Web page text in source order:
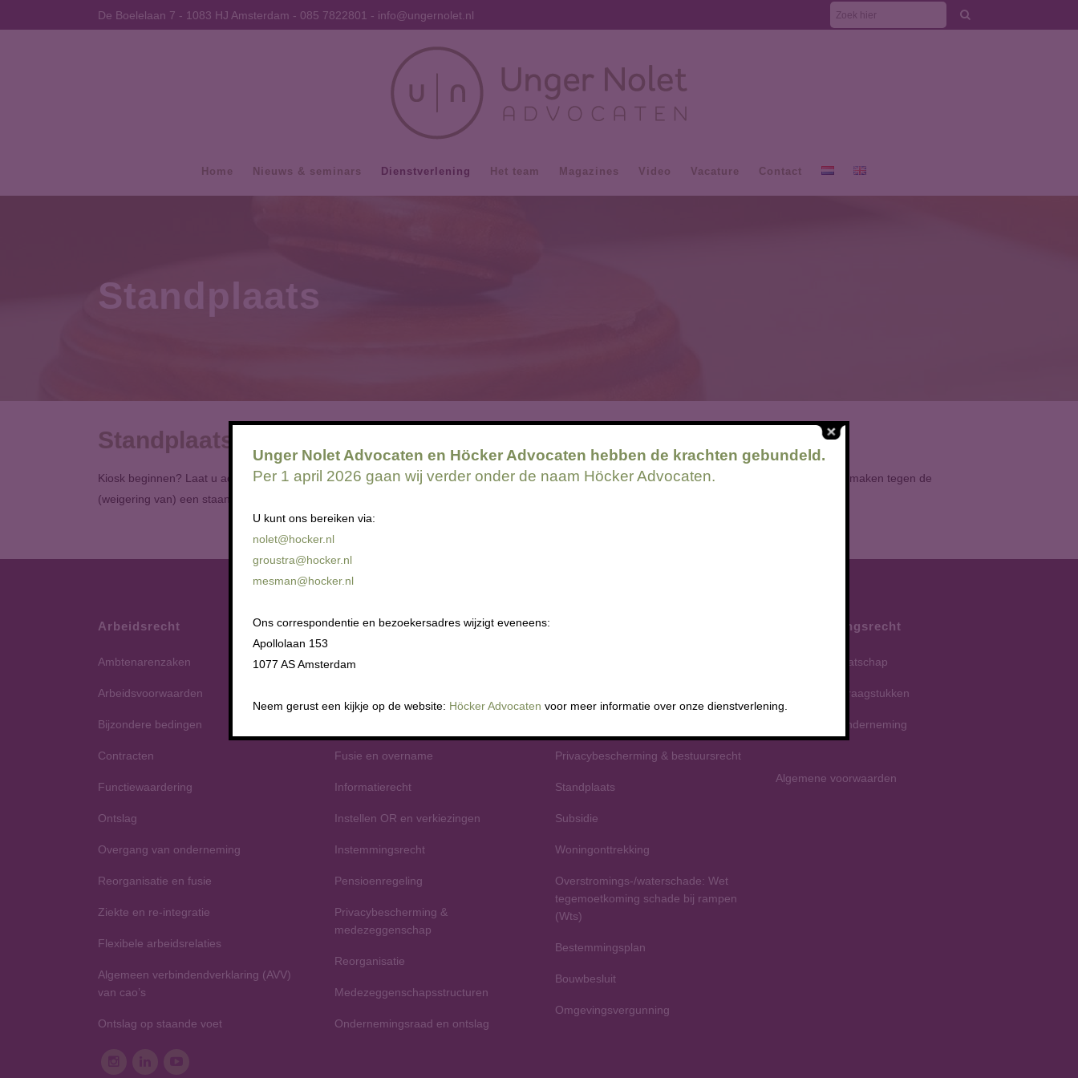
De Boelelaan 7 - 1083 HJ Amsterdam - 085 7822801 - info@ungernolet.nl
Home Nieuws & seminars Dienstverlening Het team Magazines Video Vacature Contact
Standplaats
Standplaats
Kiosk beginnen? Laat u adviseren over de juridische mogelijkheden, de wet- en regelgeving. Wij hebben ruime ervaring met aanvragen en bezwaar maken tegen de
(weigering van) een staanplaatsvergunning.
Arbeidsrecht
Ambtenarenzaken
Arbeidsvoorwaarden
Bijzondere bedingen
Contracten
Functiewaardering
Ontslag
Overgang van onderneming
Reorganisatie en fusie
Ziekte en re-integratie
Flexibele arbeidsrelaties
Algemeen verbindendverklaring (AVV)
van cao’s
Ontslag op staande voet
Medezeggenschapsrecht
Adviesrecht
Fusie en overname
Informatierecht
Instellen OR en verkiezingen
Instemmingsrecht
Pensioenregeling
Privacybescherming &
medezeggenschap
Reorganisatie
Medezeggenschapsstructuren
Ondernemingsraad en ontslag
Privacybescherming & bestuursrecht
Standplaats
Subsidie
Woningonttrekking
Overstromings-/waterschade: Wet
tegemoetkoming schade bij rampen
(Wts)
Bestemmingsplan
Bouwbesluit
Omgevingsvergunning
Ondernemingsrecht
Geschillen maatschap
Governance vraagstukken
Rechtsvorm onderneming
Algemene voorwaarden
Unger Nolet Advocaten en Höcker Advocaten hebben de krachten gebundeld.
Per 1 april 2026 gaan wij verder onder de naam Höcker Advocaten.
U kunt ons bereiken via:
nolet@hocker.nl
groustra@hocker.nl
mesman@hocker.nl
Ons correspondentie en bezoekersadres wijzigt eveneens:
Apollolaan 153
1077 AS Amsterdam
Neem gerust een kijkje op de website: Höcker Advocaten voor meer informatie over onze dienstverlening.